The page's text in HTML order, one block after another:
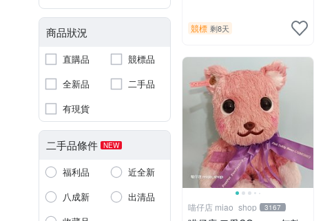
商品狀況
直購品
競標品
全新品
二手品
有現貨
二手品條件 NEW
福利品
近全新
八成新
出清品
競標 剩8天
喵仔店 miao_shop 3167